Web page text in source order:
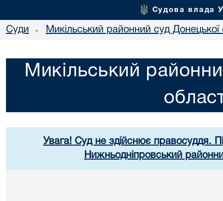
Судова влада
Суди • Микільський районний суд Донецької
Микільський
Увага! Суд не здійснює правосуддя.
Нижньодніпровський